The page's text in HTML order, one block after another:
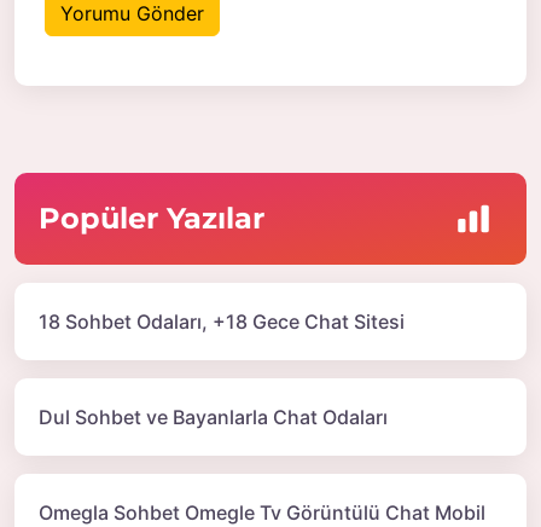
Popüler Yazılar
18 Sohbet Odaları, +18 Gece Chat Sitesi
Dul Sohbet ve Bayanlarla Chat Odaları
Omegla Sohbet Omegle Tv Görüntülü Chat Mobil